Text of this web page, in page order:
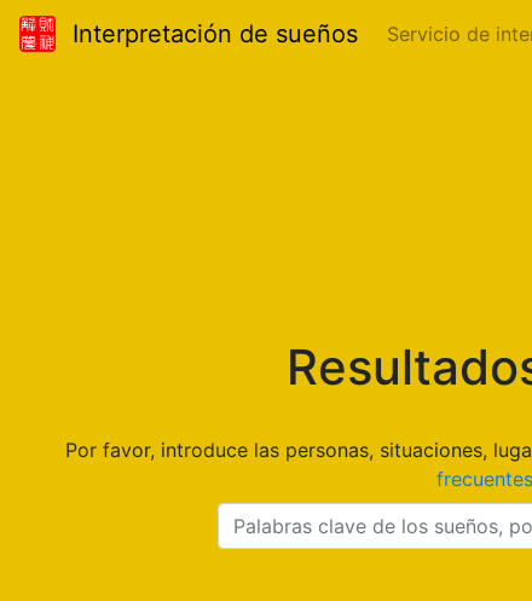
Interpretación de sueños Servicio de
Por favor, introduce las personas, situaciones,